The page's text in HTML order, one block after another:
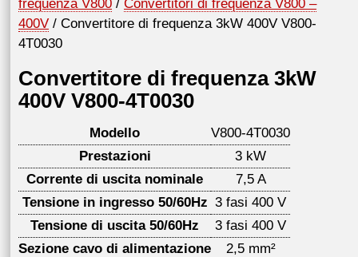
frequenza V800 / Convertitori di frequenza V800 –
400V / Convertitore di frequenza 3kW 400V V800-
4T0030
Convertitore di frequenza 3kW
400V V800-4T0030
Modello
V800-4T0030
Prestazioni
3 kW
Corrente di uscita nominale
7,5 A
Tensione in ingresso 50/60Hz 3 fasi 400 V
Tensione di uscita 50/60Hz
3 fasi 400 V
Sezione cavo di alimentazione
2,5 mm²